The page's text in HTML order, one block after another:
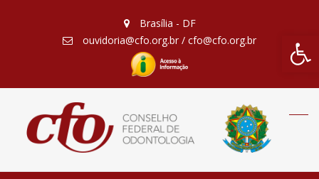
Barra
Brasília - DF
ouvidoria@cfo.org.br / cfo@cfo.org.br